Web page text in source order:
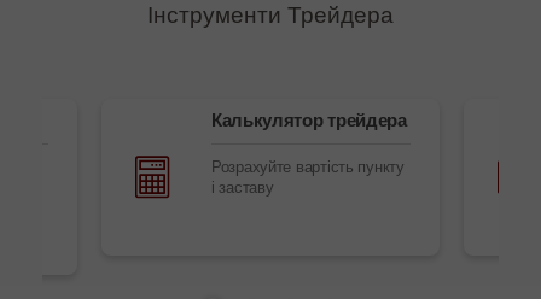
Інструменти Трейдера
Калькулятор трейдера
Розрахуйте вартість пункту
і заставу